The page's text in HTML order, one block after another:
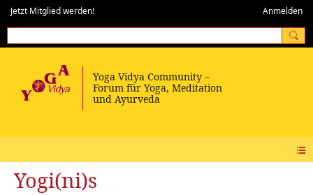
Jetzt Mitglied werden! Anmelden
Yogi(ni)s